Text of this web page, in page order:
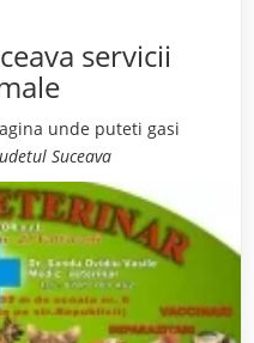
servicii
unde puteti gasi
Suceava